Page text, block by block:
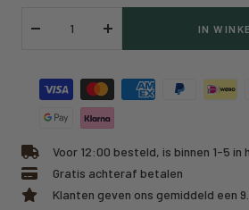
Verlaag
Verhoog
IN
Voor 12:00 besteld, is binnen 1-5 in
Gratis achteraf betalen
Klanten geven ons gemiddeld een